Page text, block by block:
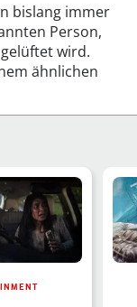
bislang immer
Person,
wird.
ähnlichen